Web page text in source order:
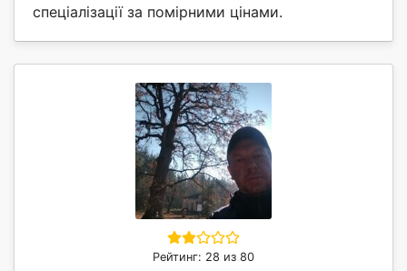
спеціалізації за помірними цінами.
Рейтинг: 28 из 80